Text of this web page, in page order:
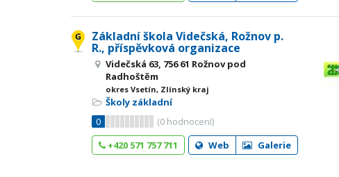
Základní škola Videčská, Rožnov p.
R., příspěvková organizace
Videčská 63, 756 61 Rožnov pod
Radhoštěm
okres Vsetín, Zlínský kraj
Školy základní
0
(0 hodnocení)
+420 571 757 711
Web Galerie